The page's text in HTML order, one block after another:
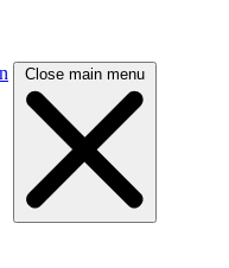
Close main menu